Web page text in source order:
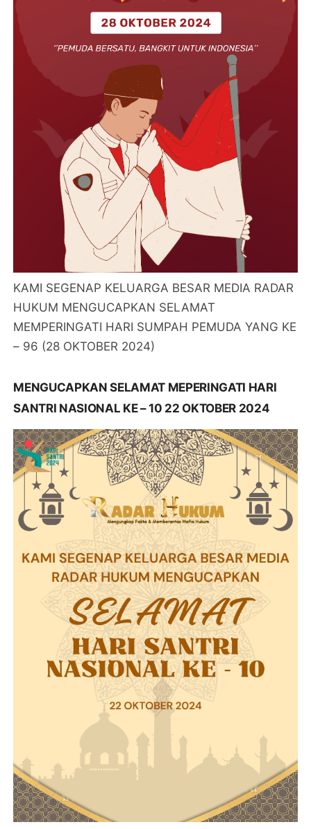
KAMI SEGENAP KELUARGA BESAR MEDIA RADAR
HUKUM MENGUCAPKAN SELAMAT
MEMPERINGATI HARI SUMPAH PEMUDA YANG KE
– 96 (28 OKTOBER 2024)
MENGUCAPKAN SELAMAT MEPERINGATI HARI
SANTRI NASIONAL KE – 10 22 OKTOBER 2024